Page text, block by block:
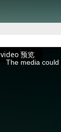
video 预览
The media